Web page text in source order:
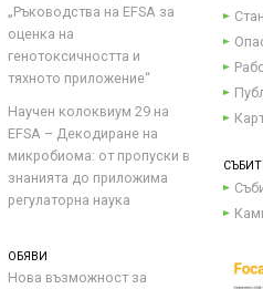
„Ръководства на ЕFSA за
оценка на
генотоксичността и
тяхното приложение“
Научен колоквиум 29 на
EFSA – Декодиране на
микробиома: от пропуски в
знанията до приложима
регулаторна наука
ОБЯВИ
Нова възможност за